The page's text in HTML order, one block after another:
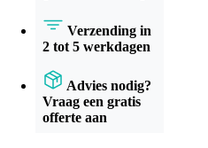
Verzending in
2 tot 5 werkdagen
Advies nodig?
Vraag een gratis
offerte aan